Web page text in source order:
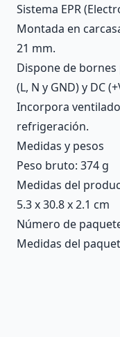
Sistema EPR
Montada en
21 mm.
Dispone de bornes
(L, N y GND) y DC
Incorpora
refrigeración.
Medidas y pesos
Peso bruto: 374 g
Medidas del
5.3 x 30.8 x 2.1 cm
Número de
Medidas del